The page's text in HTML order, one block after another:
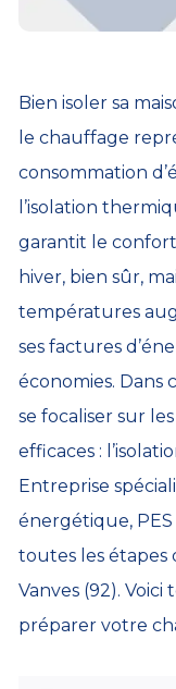
Bien isoler sa
le chauffage
consommation
l’isolation
garantit le
hiver, bien sûr,
températures
ses factures
économies.
se focaliser sur
efficaces :
Entreprise
énergétique,
toutes les étapes
Vanves (92).
préparer votre